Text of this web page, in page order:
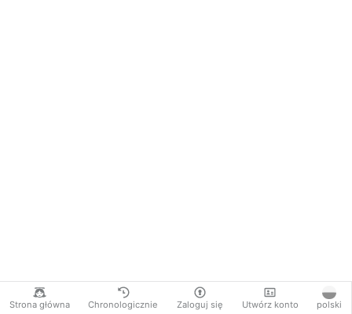
Strona główna Chronologicznie Zaloguj się Utwórz konto polski